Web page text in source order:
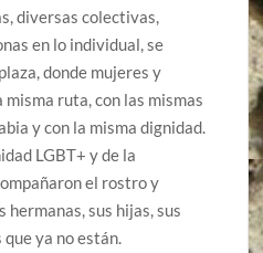
diversas colectivas,
en lo individual, se
donde mujeres y
ruta, con las mismas
y con la misma dignidad.
LGBT+ y de la
el rostro y
hermanas, sus hijas, sus
ya no están.